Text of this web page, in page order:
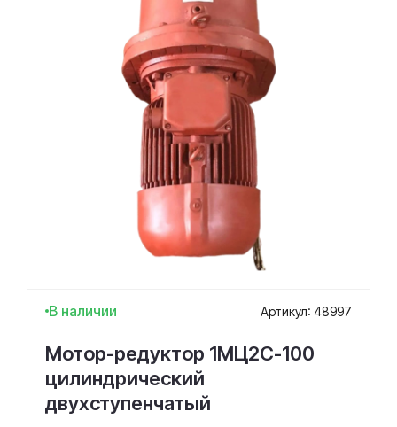
В наличии Артикул: 48997
Мотор-редуктор 1МЦ2С-100
цилиндрический
двухступенчатый